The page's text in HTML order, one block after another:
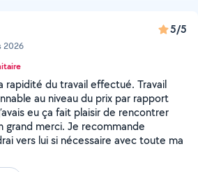
2026
5/5
rapidité du travail effectué. Travail
au niveau du prix par rapport
eu ça fait plaisir de rencontrer
grand merci. Je recommande
vers lui si nécessaire avec toute ma